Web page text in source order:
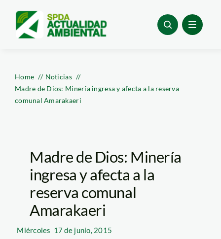
content
Home
Noticias
Madre de Dios: Minería ingresa y afecta a la reserva
comunal Amarakaeri
Madre de Dios: Minería
ingresa y afecta a la
reserva comunal
Amarakaeri
Miércoles 17 de junio, 2015